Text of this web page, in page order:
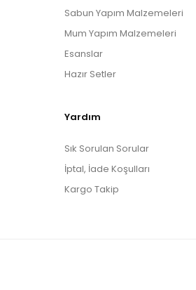
Sabun Yapım Malzemeleri
Mum Yapım Malzemeleri
Esanslar
Hazır Setler
Yardım
Sık Sorulan Sorular
İptal, İade Koşulları
Kargo Takip